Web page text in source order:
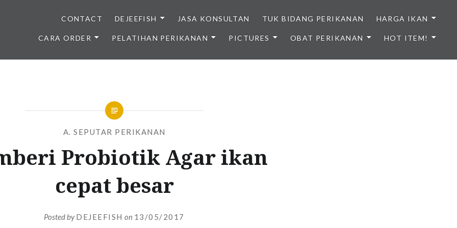
IKAN BERKUALITAS INDONESIA
CONTACT DEJEEFISH JASA KONSULTAN TUK BIDANG PERIKANAN HARGA IKAN
CARA ORDER PELATIHAN PERIKANAN PICTURES OBAT PERIKANAN HOT ITEM!
A. SEPUTAR PERIKANAN
Probiotik Agar ikan
cepat besar
Posted byDEJEEFISH on 13/05/2017